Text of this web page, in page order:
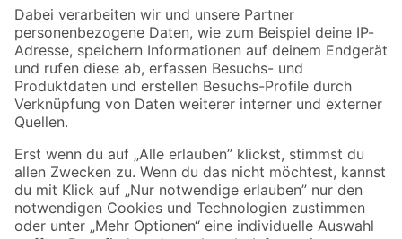
Zahlungsarten Versandarten
Sicher einkaufen
Jetzt die toom-App herunterladen